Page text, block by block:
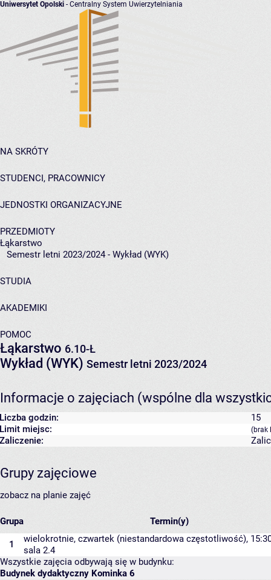
Uniwersytet Opolski - Centralny System Uwierzytelniania
NA SKRÓTY
STUDENCI, PRACOWNICY
JEDNOSTKI ORGANIZACYJNE
PRZEDMIOTY
Łąkarstwo
Semestr letni 2023/2024 - Wykład (WYK)
STUDIA
AKADEMIKI
POMOC
Łąkarstwo 6.10-Ł
Wykład (WYK) Semestr letni 2023/2024
Informacje o zajęciach (wspólne dla
Liczba godzin:
15
Limit miejsc:
(brak
Zaliczenie:
Grupy zajęciowe
zobacz na planie zajęć
Grupa Termin(y)
1
wielokrotnie, czwartek (niestandardowa częstotliwość),
sala 2.4
Wszystkie zajęcia odbywają się w budynku:
Budynek dydaktyczny Kominka 6